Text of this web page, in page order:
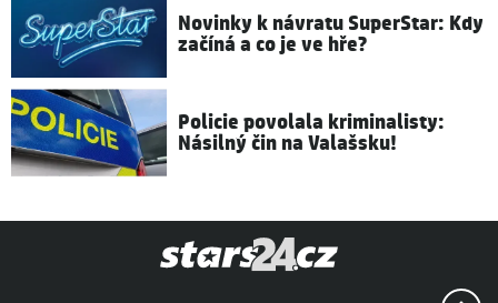
Novinky k návratu SuperStar: Kdy
začíná a co je ve hře?
Policie povolala kriminalisty:
Násilný čin na Valašsku!